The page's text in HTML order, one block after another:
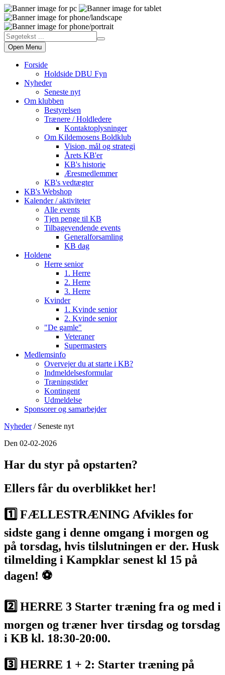
Open Menu
Forside
Holdside DBU Fyn
Nyheder
Seneste nyt
Om klubben
Bestyrelsen
Trænere / Holdledere
Kontaktoplysninger
Om Kildemosens Boldklub
Vision, mål og strategi
Årets KB'er
KB's historie
Æresmedlemmer
KB's vedtægter
KB's Webshop
Kalender / aktiviteter
Alle events
Tjen penge til KB
Tilbagevendende events
Generalforsamling
KB dag
Holdene
Herre senior
1. Herre
2. Herre
3. Herre
Kvinder
1. Kvinde senior
2. Kvinde senior
"De gamle"
Veteraner
Supermasters
Medlemsinfo
Overvejer du at starte i KB?
Indmeldelsesformular
Træningstider
Kontingent
Udmeldelse
Sponsorer og samarbejder
Nyheder/ Seneste nyt
Den 02-02-2026
Har du styr på opstarten?
Ellers får du overblikket her!
1️⃣ FÆLLESTRÆNING Afvikles for
sidste gang i denne omgang i morgen og
på torsdag, hvis tilslutningen er der. Husk
tilmelding i Kampklar senest kl 15 på
dagen! ⚽️
2️⃣ HERRE 3 Starter træning fra og med i
morgen og træner hver tirsdag og torsdag
i KB kl. 18:30-20:00.
3️⃣ HERRE 1 + 2: Starter træning på